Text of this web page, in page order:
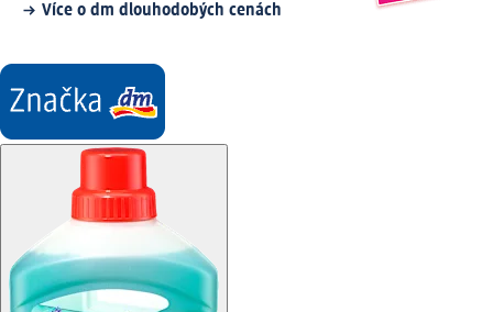
Více o dm dlouhodobých cenách